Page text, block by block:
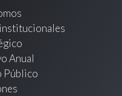
Anual
Público